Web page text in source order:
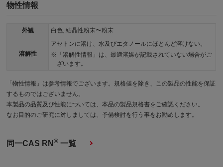
物性情報
外観 白色, 結晶性粉末〜粉末
溶解性
アセトンに溶け、水及びエタノールにほとんど溶けない。
「溶解性情報」は、最適溶媒が記載されていない場合がご
ざいます。
「物性情報」は参考情報でございます。規格値を除き、この製品の性能を保証
するものではございません。
本製品の品質及び性能については、本品の製品規格書をご確認ください。
なお目的のご研究に対しましては、予備検討を行う事をお勧めします。
同一CAS RN® 一覧